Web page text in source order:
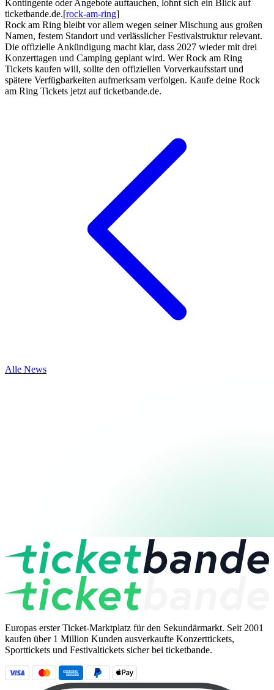
Kontingente oder Angebote auftauchen, lohnt sich ein Blick auf
ticketbande.de.[rock-am-ring]
Rock am Ring bleibt vor allem wegen seiner Mischung aus großen
Namen, festem Standort und verlässlicher Festivalstruktur relevant.
Die offizielle Ankündigung macht klar, dass 2027 wieder mit drei
Konzerttagen und Camping geplant wird. Wer Rock am Ring
Tickets kaufen will, sollte den offiziellen Vorverkaufsstart und
spätere Verfügbarkeiten aufmerksam verfolgen. Kaufe deine Rock
am Ring Tickets jetzt auf ticketbande.de.
Alle News
Europas erster Ticket-Marktplatz für den Sekundärmarkt. Seit 2001
kaufen über 1 Million Kunden ausverkaufte Konzerttickets,
Sporttickets und Festivaltickets sicher bei ticketbande.